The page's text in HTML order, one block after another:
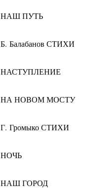
НАШ ПУТЬ
Б. Балабанов СТИХИ
НАСТУПЛЕНИЕ
НА НОВОМ МОСТУ
Г. Громыко СТИХИ
НОЧЬ
НАШ ГОРОД